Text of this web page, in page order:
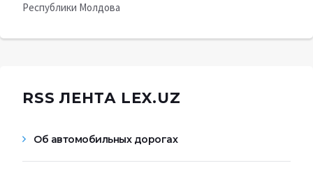
Республики Молдова
RSS ЛЕНТА LEX.UZ
Об автомобильных дорогах